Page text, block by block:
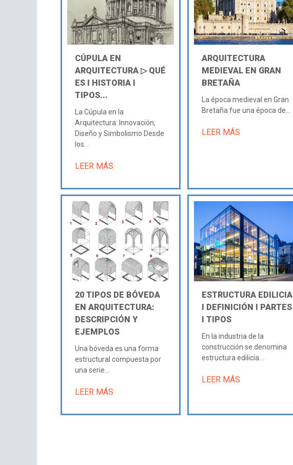
CÚPULA EN
ARQUITECTURA ▷ QUÉ
ES Ι HISTORIA Ι
TIPOS...
La Cúpula en la
Arquitectura: Innovación,
Diseño y Simbolismo Desde
los...
LEER MÁS
ARQUITECTURA
MEDIEVAL EN GRAN
BRETAÑA
La época medieval en Gran
Bretaña fue una época de...
LEER MÁS
20 TIPOS DE BÓVEDA
EN ARQUITECTURA:
DESCRIPCIÓN Y
EJEMPLOS
Una bóveda es una forma
estructural compuesta por
una serie...
LEER MÁS
ESTRUCTURA EDILICIA
Ι DEFINICIÓN Ι PARTES
Ι TIPOS
En la industria de la
construcción se denomina
estructura edilicia...
LEER MÁS